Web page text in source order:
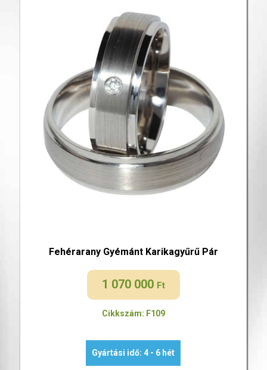
Fehérarany Gyémánt Karikagyűrű Pár
1 070 000 Ft
Cikkszám: F109
Gyártási idő: 4 - 6 hét